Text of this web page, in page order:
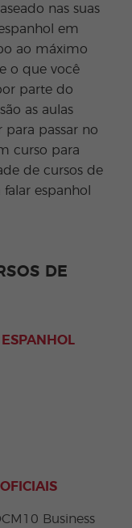
nas suas
em
ao máximo
o que você
parte do
as aulas
para passar no
curso para
de cursos de
espanhol
DE
Business